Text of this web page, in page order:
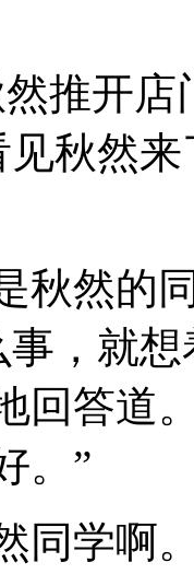
推开
秋然
秋然的
，就
回答道
。”
同学啊